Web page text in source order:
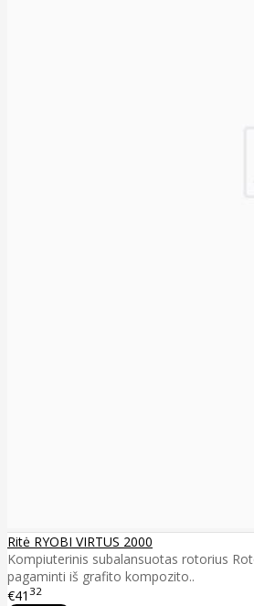
Ritė RYOBI VIRTUS 2000
Kompiuterinis subalansuotas rotorius
pagaminti iš grafito kompozito..
€41 32